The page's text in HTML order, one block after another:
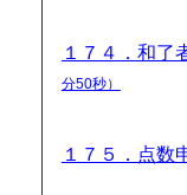
１７４．和了
分50秒）
１７５．点